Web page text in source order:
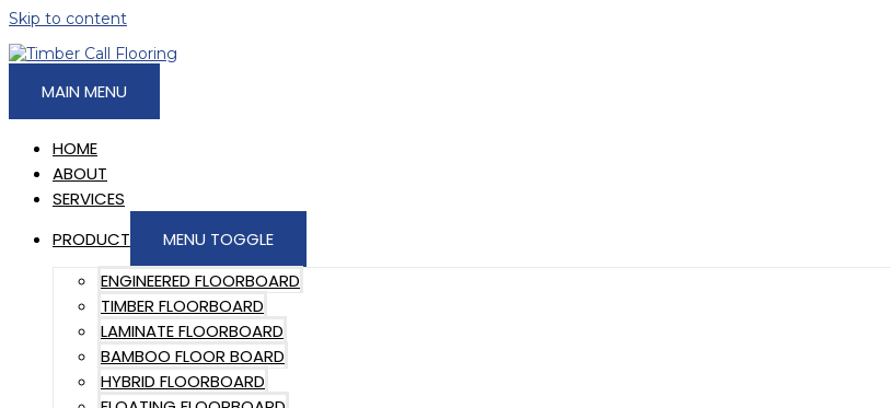
Skip to content
MAIN MENU
HOME
ABOUT
SERVICES
PRODUCT
MENU TOGGLE
ENGINEERED FLOORBOARD
TIMBER FLOORBOARD
LAMINATE FLOORBOARD
BAMBOO FLOOR BOARD
HYBRID FLOORBOARD